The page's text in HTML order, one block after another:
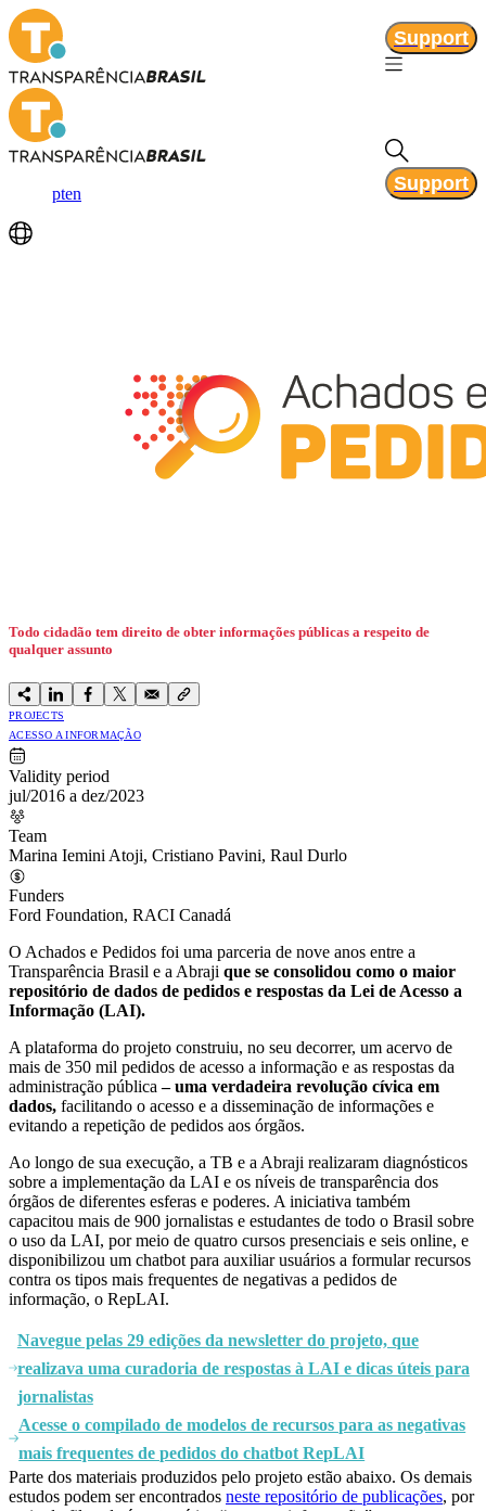
Support
pten Support
Todo cidadão tem direito de obter informações públicas a respeito de
qualquer assunto
PROJECTS
ACESSO A INFORMAÇÃO
Validity period
jul/2016 a dez/2023
Team
Marina Iemini Atoji, Cristiano Pavini, Raul Durlo
Funders
Ford Foundation, RACI Canadá
O Achados e Pedidos foi uma parceria de nove anos entre a
Transparência Brasil e a Abraji que se consolidou como o maior
repositório de dados de pedidos e respostas da Lei de Acesso a
Informação (LAI).
A plataforma do projeto construiu, no seu decorrer, um acervo de
mais de 350 mil pedidos de acesso a informação e as respostas da
administração pública– uma verdadeira revolução cívica em
dados, facilitando o acesso e a disseminação de informações e
evitando a repetição de pedidos aos órgãos.
Ao longo de sua execução, a TB e a Abraji realizaram diagnósticos
sobre a implementação da LAI e os níveis de transparência dos
órgãos de diferentes esferas e poderes. A iniciativa também
capacitou mais de 900 jornalistas e estudantes de todo o Brasil sobre
o uso da LAI, por meio de quatro cursos presenciais e seis online, e
disponibilizou um chatbot para auxiliar usuários a formular recursos
contra os tipos mais frequentes de negativas a pedidos de
informação, o RepLAI.
Navegue pelas 29 edições da newsletter do projeto, que
realizava uma curadoria de respostas à LAI e dicas úteis para
jornalistas
Acesse o compilado de modelos de recursos para as negativas
mais frequentes de pedidos do chatbot RepLAI
Parte dos materiais produzidos pelo projeto estão abaixo. Os demais
estudos podem ser encontrados neste repositório de publicações, por